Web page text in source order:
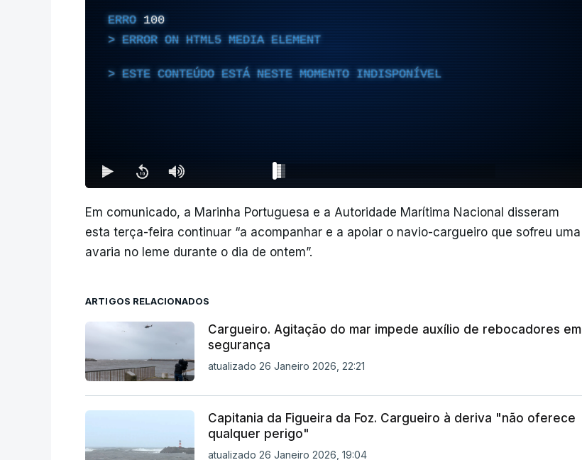
ERRO 100
ERROR ON HTML5 MEDIA ELEMENT
ESTE CONTEÚDO ESTÁ NESTE MOMENTO INDISPONÍVEL
Em comunicado, a Marinha Portuguesa e a Autoridade Marítima Nacional disseram
esta terça-feira continuar “a acompanhar e a apoiar o navio-cargueiro que sofreu uma
avaria no leme durante o dia de ontem”.
ARTIGOS RELACIONADOS
Cargueiro. Agitação do mar impede auxílio de rebocadores em
segurança
atualizado 26 Janeiro 2026, 22:21
Capitania da Figueira da Foz. Cargueiro à deriva "não oferece
qualquer perigo"
atualizado 26 Janeiro 2026, 19:04